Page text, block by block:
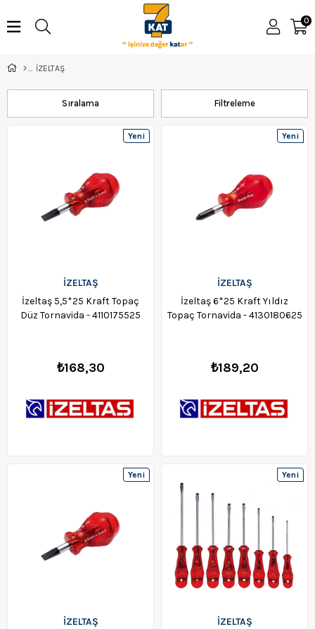
0
İZELTAŞ
Filtreleme
Sıralama
İZELTAŞ
İzeltaş 5,5*25 Kraft Topaç
Düz Tornavida - 4110175525
₺168,30
Yeni
İZELTAŞ
İzeltaş 6*25 Kraft Yıldız
Topaç Tornavida - 4130180625
₺189,20
Yeni
İZELTAŞ
Yeni
İZELTAŞ
Yeni